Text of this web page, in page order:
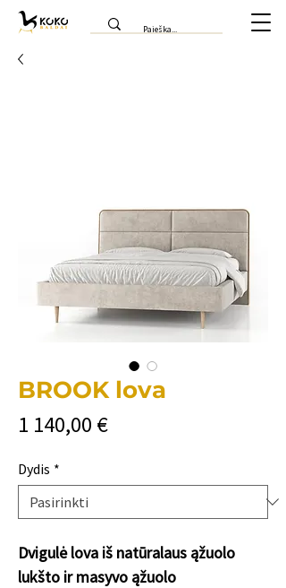
BROOK lova
1 140,00 €Price
Dydis *
Dvigulė lova iš natūralaus ąžuolo
lukšto ir masyvo ąžuolo